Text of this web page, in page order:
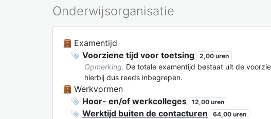
Onderwijsorganisatie
Examentijd
Voorziene tijd voor toetsing
2,00 uren
Opmerking: De totale examentijd bestaat uit de
hierbij dus reeds inbegrepen.
Werkvormen
Hoor- en/of werkcolleges
12,00 uren
Werktijd buiten de contacturen 64,00 uren